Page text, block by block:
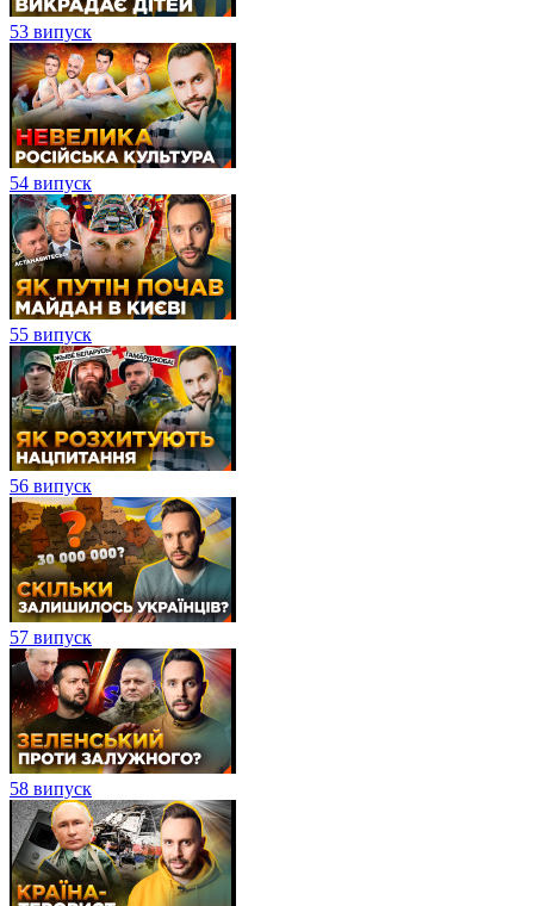
53 випуск
54 випуск
55 випуск
56 випуск
57 випуск
58 випуск